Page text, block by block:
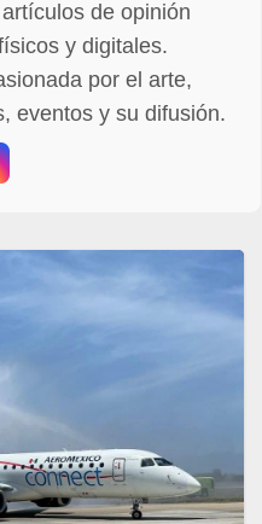
de opinión
y digitales.
por el arte,
eventos y su difusión.